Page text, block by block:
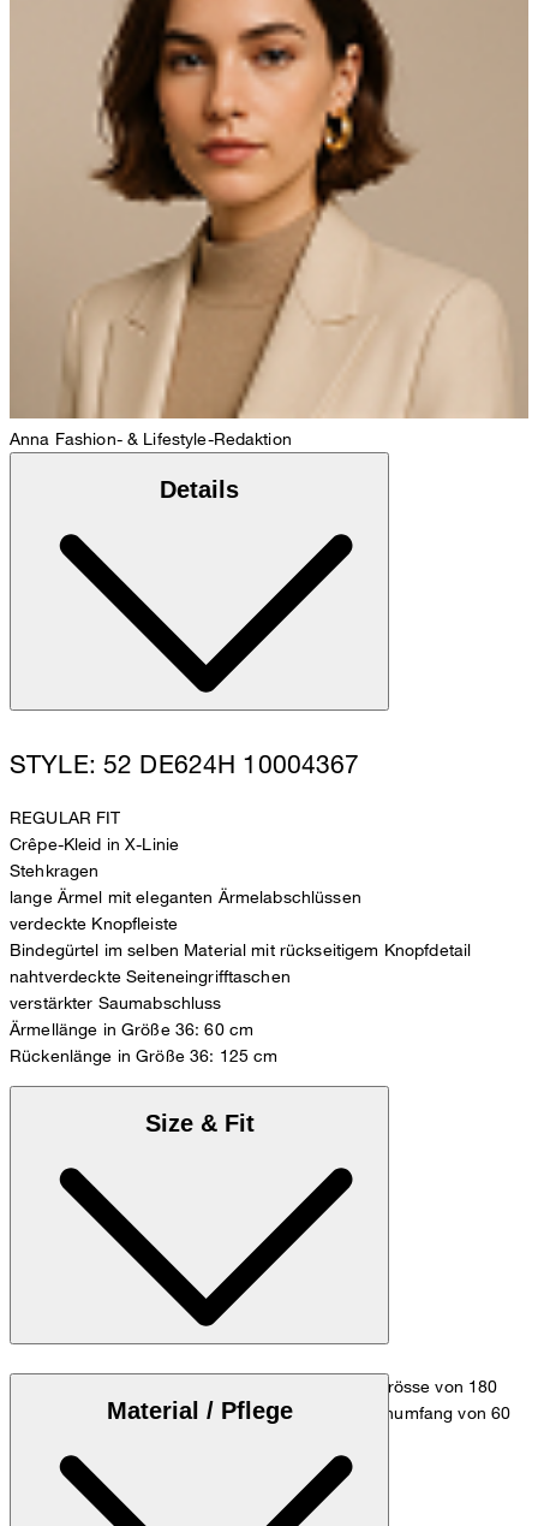
Anna Fashion- & Lifestyle-Redaktion
Details
STYLE: 52 DE624H 10004367
REGULAR FIT
Crêpe-Kleid in X-Linie
Stehkragen
lange Ärmel mit eleganten Ärmelabschlüssen
verdeckte Knopfleiste
Bindegürtel im selben Material mit rückseitigem Knopfdetail
nahtverdeckte Seiteneingrifftaschen
verstärkter Saumabschluss
Ärmellänge in Größe 36: 60 cm
Rückenlänge in Größe 36: 125 cm
Size & Fit
Das Model trägt die Grösse 36 bei einer Körpergrösse von 180
cm, einem Brustumfang von 83 cm, einem Taillenumfang von 60
Maßtabelle
Material / Pflege